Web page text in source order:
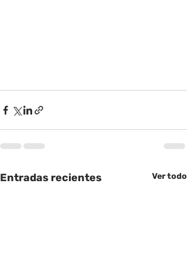
Entradas recientes Ver todo